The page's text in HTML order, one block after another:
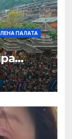
ПАЛАТА